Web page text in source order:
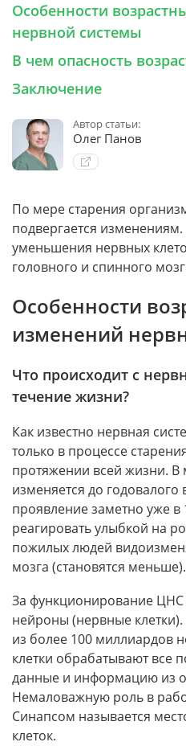
Особенности
нервной системы
В чем опасность
Заключение
Автор статьи:
Олег Панов
По мере старения
подвергается изменениям.
уменьшения нервных
головного и спинного
Особенности
изменений
Что происходит с
течение жизни?
Как известно нервная
только в процессе
протяжении всей жизни. В
изменяется до
проявление заметно уже
реагировать улыбкой на
пожилых людей
мозга (становятся меньше).
За функционирование
нейроны (нервные
из более 100 миллиардов
клетки обрабатывают все
данные и информацию из
Немаловажную роль в
Синапсом называется
клеток.